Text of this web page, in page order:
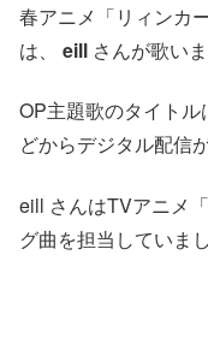
春アニメ「リィンカ
は、 eill さんが歌いま
OP主題歌のタイトル
どからデジタル配信
eill さんはTVアニメ「
グ曲を担当していまし